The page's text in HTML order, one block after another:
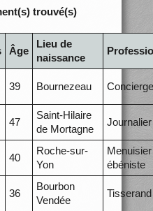
trouvé(s)
Âge
Lieu de
naissance
39 Bournezeau Concierge
47
Saint-Hilaire
de Mortagne
Journalier
40
Roche-sur-
Yon
Menuisier
ébéniste
36
Bourbon
Vendée
Tisserand